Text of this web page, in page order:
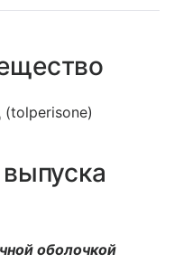
(tolperisone)
оболочкой